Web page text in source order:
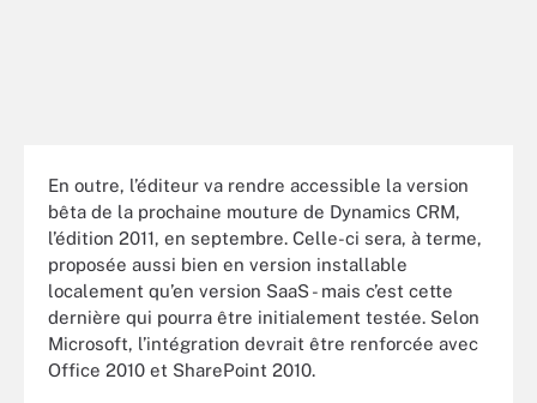
En outre, l’éditeur va rendre accessible la version
bêta de la prochaine mouture de Dynamics CRM,
l’édition 2011, en septembre. Celle-ci sera, à terme,
proposée aussi bien en version installable
localement qu’en version SaaS - mais c’est cette
dernière qui pourra être initialement testée. Selon
Microsoft, l’intégration devrait être renforcée avec
Office 2010 et SharePoint 2010.